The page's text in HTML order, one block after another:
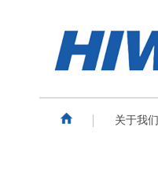
关于我们